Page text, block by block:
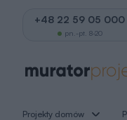
+48 22 59 05 000
pn.-pt. 8-20
Projekty domów